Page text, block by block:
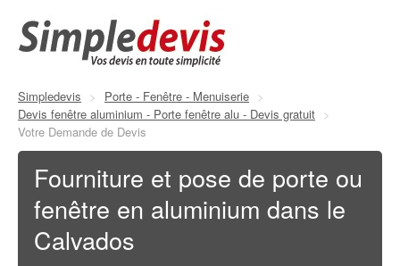
Simpledevis > Porte - Fenêtre - Menuiserie >
Devis fenêtre aluminium - Porte fenêtre alu - Devis gratuit >
Votre Demande de Devis
Fourniture et pose de porte ou
fenêtre en aluminium dans le
Calvados